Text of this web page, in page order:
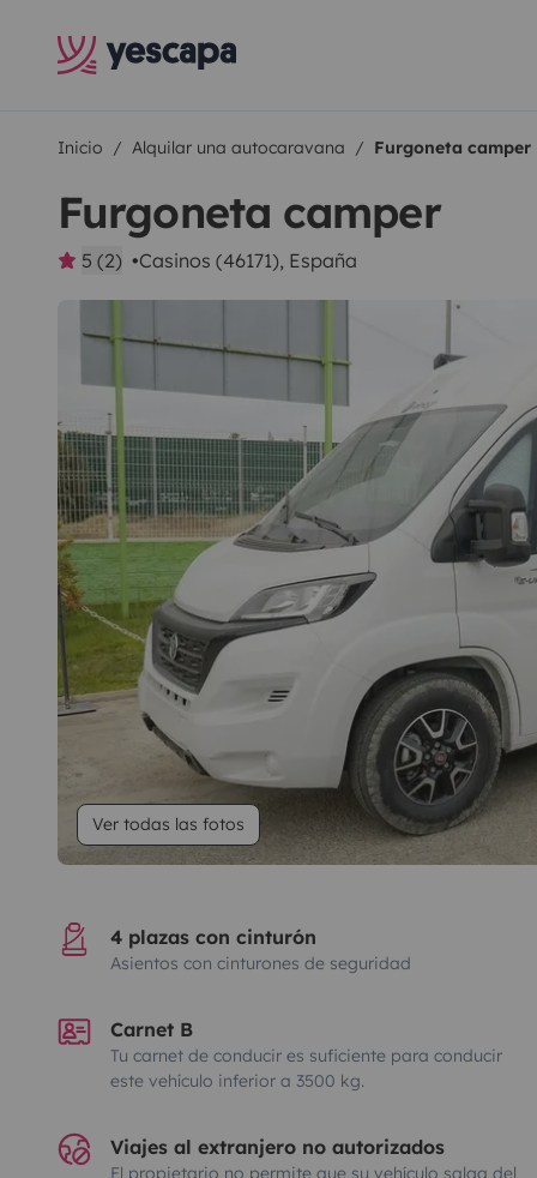
Inicio Alquilar una autocaravana Furgoneta camper
Furgoneta camper
5 (2) Casinos (46171), España
Ver todas las fotos
4 plazas con cinturón
Asientos con cinturones de seguridad
Carnet B
Tu carnet de conducir es suficiente para conducir
este vehículo inferior a 3500 kg.
Viajes al extranjero no autorizados
El propietario no permite que su vehículo salga del